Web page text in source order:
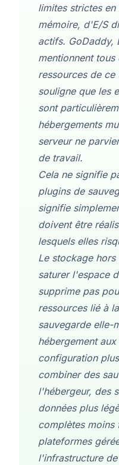
limites strictes
mémoire, d'E/S
actifs. GoDaddy,
mentionnent tous
ressources de ce
souligne que les
sont
hébergements
serveur ne
de travail.
Cela ne signifie
plugins de
signifie
doivent être
lesquels elles
Le stockage
saturer l'espace
supprime pas
ressources lié à
sauvegarde elle-
hébergement
configuration
combiner des
l'hébergeur, des
données plus
complètes moins
plateformes
l'infrastructure